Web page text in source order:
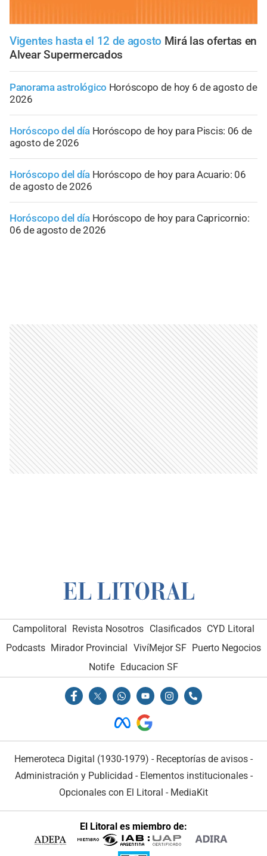
Vigentes hasta el 12 de agosto Mirá las ofertas en
Alvear Supermercados
Panorama astrológico Horóscopo de hoy 6 de agosto de
2026
Horóscopo del día Horóscopo de hoy para Piscis: 06 de
agosto de 2026
Horóscopo del día Horóscopo de hoy para Acuario: 06
de agosto de 2026
Horóscopo del día Horóscopo de hoy para Capricornio:
06 de agosto de 2026
Campolitoral Revista Nosotros Clasificados CYD Litoral
Podcasts Mirador Provincial VivíMejor SF Puerto Negocios
Notife Educacion SF
Hemeroteca Digital (1930-1979) - Receptorías de avisos -
Administración y Publicidad - Elementos institucionales-
Opcionales con El Litoral - MediaKit
El Litoral es miembro de: